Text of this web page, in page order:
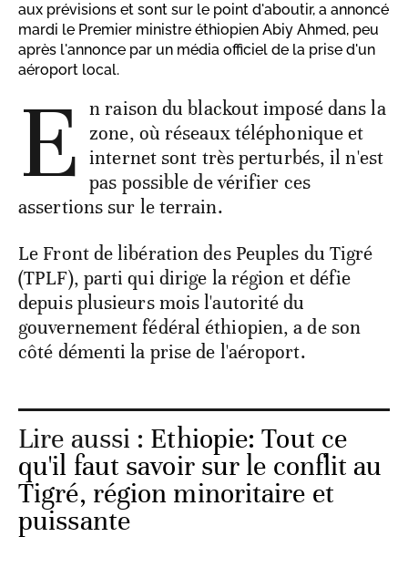
aux prévisions et sont sur le point d'aboutir, a annoncé
mardi le Premier ministre éthiopien Abiy Ahmed, peu
après l'annonce par un média officiel de la prise d'un
aéroport local.
E n raison du blackout imposé dans la
zone, où réseaux téléphonique et
internet sont très perturbés, il n'est
pas possible de vérifier ces
assertions sur le terrain.
Le Front de libération des Peuples du Tigré
(TPLF), parti qui dirige la région et défie
depuis plusieurs mois l'autorité du
gouvernement fédéral éthiopien, a de son
côté démenti la prise de l'aéroport.
Lire aussi : Ethiopie: Tout ce
qu'il faut savoir sur le conflit au
Tigré, région minoritaire et
puissante